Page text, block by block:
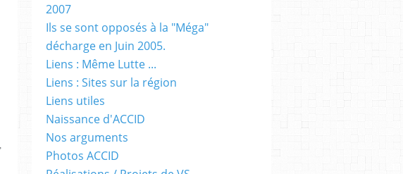
2007
Ils se sont opposés à la "Méga"
décharge en Juin 2005.
Liens : Même Lutte ...
Liens : Sites sur la région
Liens utiles
Naissance d'ACCID
Nos arguments
Photos ACCID